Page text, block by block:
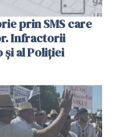
prin SMS care
Infractorii
și al Poliției